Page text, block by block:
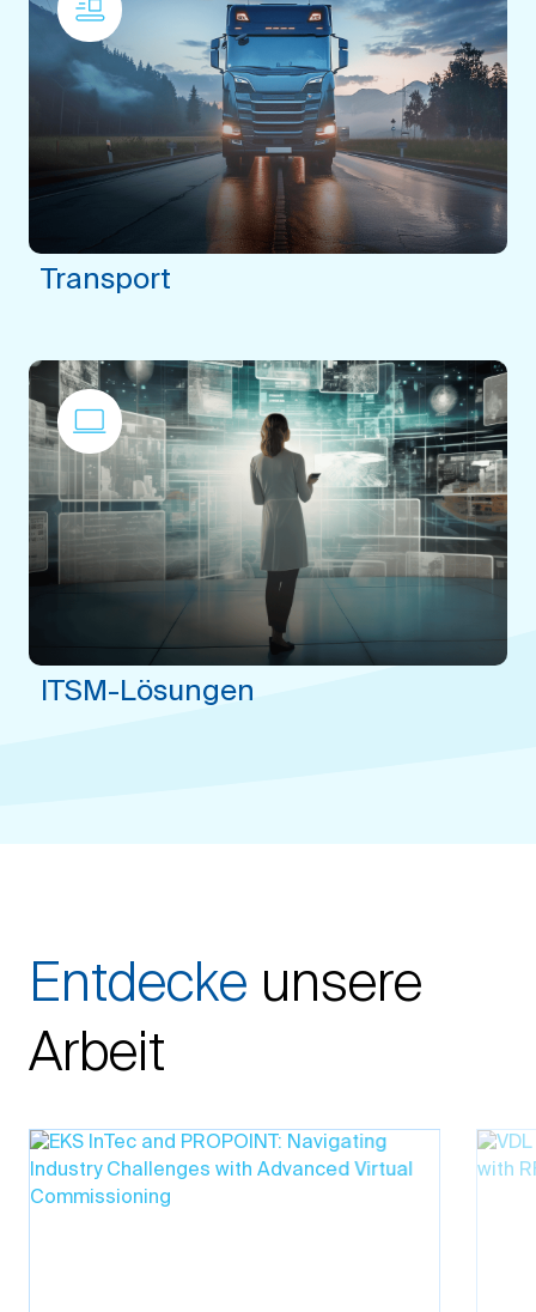
Transport
ITSM-Lösungen
Entdecke unsere
Arbeit